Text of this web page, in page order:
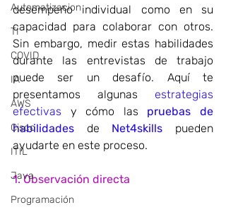
Automatizacion
TI
COVID
IA
AWS
Cisco
ITIL
Java
Programación
desempeño individual como en su
capacidad para colaborar con otros.
Sin embargo, medir estas habilidades
durante las entrevistas de trabajo
puede ser un desafío. Aquí te
presentamos algunas estrategias
efectivas y cómo las pruebas de
habilidades de Net4skills pueden
ayudarte en este proceso.
1. Observación directa